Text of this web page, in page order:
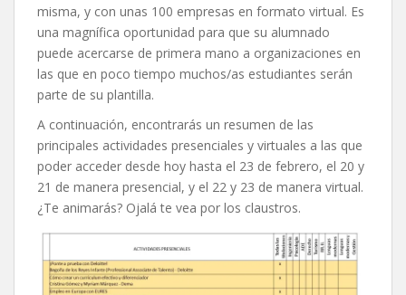
misma, y con unas 100 empresas en formato virtual. Es
una magnífica oportunidad para que su alumnado
puede acercarse de primera mano a organizaciones en
las que en poco tiempo muchos/as estudiantes serán
parte de su plantilla.
A continuación, encontrarás un resumen de las
principales actividades presenciales y virtuales a las que
poder acceder desde hoy hasta el 23 de febrero, el 20 y
21 de manera presencial, y el 22 y 23 de manera virtual.
¿Te animarás? Ojalá te vea por los claustros.